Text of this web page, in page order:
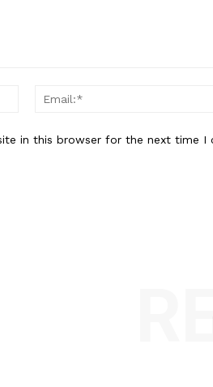
Name:*
in this browser for the next time I